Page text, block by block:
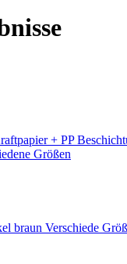
Einleger
+ PP
Größen
braun Verschiede